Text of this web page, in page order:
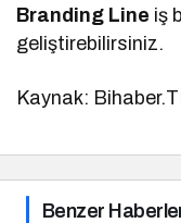
Branding Line iş
geliştirebilirsiniz.
Kaynak:
Benzer